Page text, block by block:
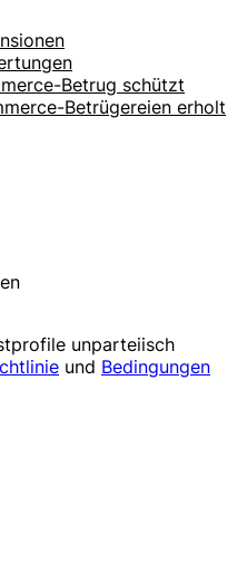
Betrug schützt
Betrügereien erholt
unparteiisch
und Bedingungen